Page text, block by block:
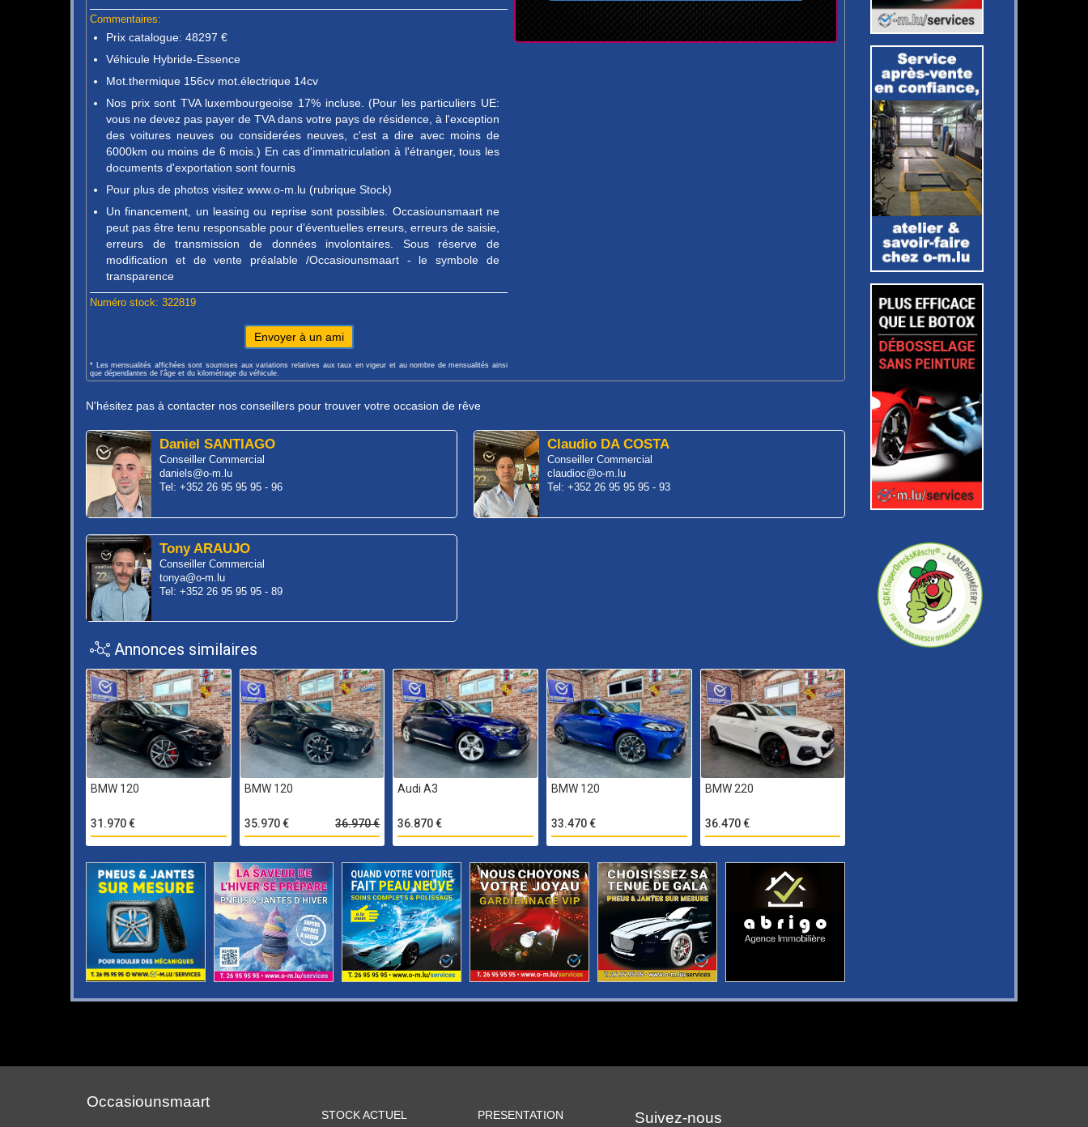
Commentaires:
Prix catalogue: 48297 €
Véhicule Hybride-Essence
Mot.thermique 156cv mot.électrique 14cv
Nos prix sont TVA luxembourgeoise 17% incluse. (Pour les particuliers UE:
vous ne devez pas payer de TVA dans votre pays de résidence, à l'exception
des voitures neuves ou considerées neuves, c'est a dire avec moins de
6000km ou moins de 6 mois.) En cas d'immatriculation à l'étranger, tous les
documents d'exportation sont fournis
Pour plus de photos visitez www.o-m.lu (rubrique Stock)
Un financement, un leasing ou reprise sont possibles. Occasiounsmaart ne
peut pas être tenu responsable pour d’éventuelles erreurs, erreurs de saisie,
erreurs de transmission de données involontaires. Sous réserve de
modification et de vente préalable /Occasiounsmaart - le symbole de
transparence
Numéro stock: 322819
Envoyer à un ami
* Les mensualités affichées sont soumises aux variations relatives aux taux en vigeur et au nombre de mensualités ainsi
que dépendantes de l'âge et du kilométrage du véhicule.
N'hésitez pas à contacter nos conseillers pour trouver votre occasion de rêve
Daniel SANTIAGO
Conseiller Commercial
daniels@o-m.lu
Tel: +352 26 95 95 95 - 96
Claudio DA COSTA
Conseiller Commercial
claudioc@o-m.lu
Tel: +352 26 95 95 95 - 93
Tony ARAUJO
Conseiller Commercial
tonya@o-m.lu
Tel: +352 26 95 95 95 - 89
Annonces similaires
BMW 120
31.970 €
BMW 120
36.970 €
35.970 €
Audi A3
36.870 €
BMW 120
33.470 €
BMW 220
36.470 €
Occasiounsmaart
STOCK ACTUEL
PRESENTATION
Suivez-nous